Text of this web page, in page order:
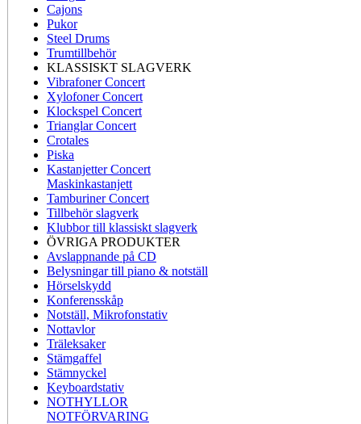
Cajons
Pukor
Steel Drums
Trumtillbehör
KLASSISKT SLAGVERK
Vibrafoner Concert
Xylofoner Concert
Klockspel Concert
Trianglar Concert
Crotales
Piska
Kastanjetter Concert
Maskinkastanjett
Tamburiner Concert
Tillbehör slagverk
Klubbor till klassiskt slagverk
ÖVRIGA PRODUKTER
Avslappnande på CD
Belysningar till piano & notställ
Hörselskydd
Konferensskåp
Notställ, Mikrofonstativ
Nottavlor
Träleksaker
Stämgaffel
Stämnyckel
Keyboardstativ
NOTHYLLOR
NOTFÖRVARING